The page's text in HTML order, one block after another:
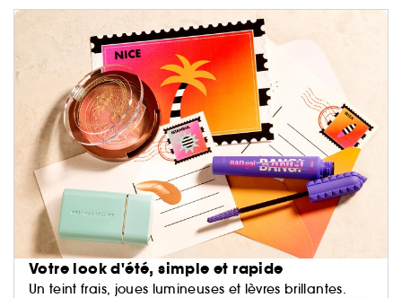
Votre look d'été, simple et rapide
Un teint frais, joues lumineuses et lèvres brillantes.